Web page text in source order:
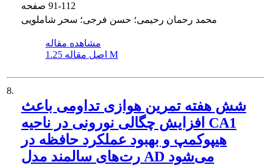
91-112
محمد رحمان رحیمی؛ حسن فرجی؛ سحر شاملویی
مشاهده مقاله
اصل مقاله 1.25 M
8.
شش هفته تمرین هوازی تداومی باعث
افزایش چگالی نورونی در ناحیه CA1
هیپوکمپ و بهبود عملکرد حافظه در
رت‌های سالمند مدل AD می‌شود